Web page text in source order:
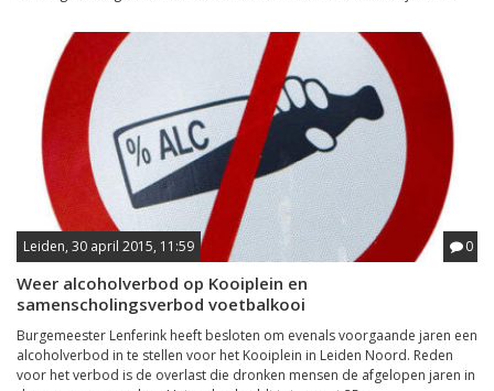
Leiden, 30 april 2015, 11:59 0
Weer alcoholverbod op Kooiplein en
samenscholingsverbod voetbalkooi
Burgemeester Lenferink heeft besloten om evenals voorgaande jaren een
alcoholverbod in te stellen voor het Kooiplein in Leiden Noord. Reden
voor het verbod is de overlast die dronken mensen de afgelopen jaren in